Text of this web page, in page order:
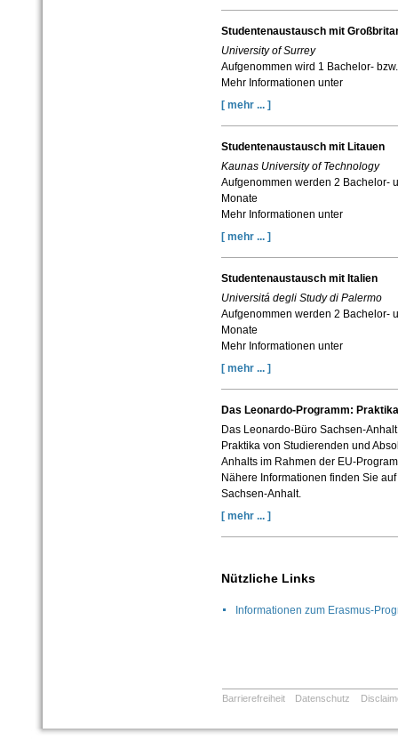
Studentenaustausch mit
University of Surrey
Aufgenommen wird 1 Bachelor-
Mehr Informationen unter
[ mehr ... ]
Studentenaustausch mit Litauen
Kaunas University of Technology
Aufgenommen werden 2 Bachelor-
Monate
Mehr Informationen unter
[ mehr ... ]
Studentenaustausch mit Italien
Universitá degli Study di Palermo
Aufgenommen werden 2 Bachelor-
Monate
Mehr Informationen unter
[ mehr ... ]
Das Leonardo-Programm:
Das Leonardo-Büro Sachsen-
Praktika von Studierenden und
Anhalts im Rahmen der EU-
Nähere Informationen finden Sie
Sachsen-Anhalt.
[ mehr ... ]
Nützliche Links
Informationen zum Erasmus-
Barrierefreiheit Datenschutz